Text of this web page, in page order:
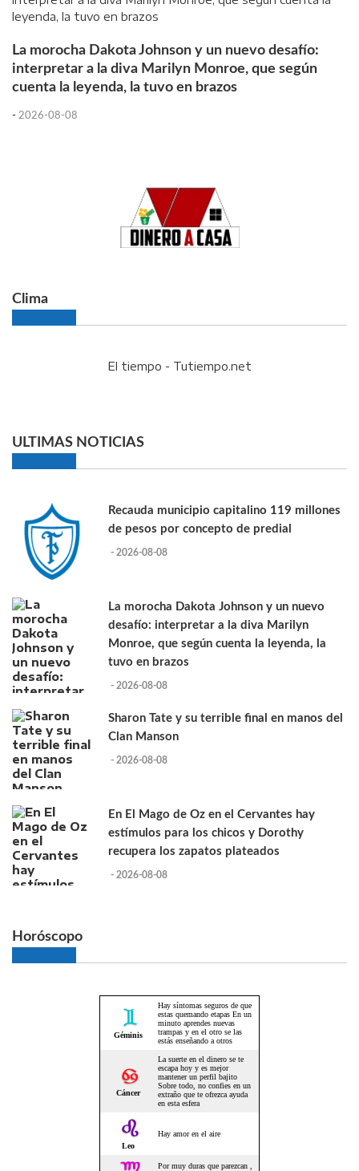
La morocha Dakota Johnson y un nuevo desafío:
interpretar a la diva Marilyn Monroe, que según
cuenta la leyenda, la tuvo en brazos
- 2026-08-08
Clima
El tiempo - Tutiempo.net
ULTIMAS NOTICIAS
Recauda municipio capitalino 119 millones
de pesos por concepto de predial
- 2026-08-08
La morocha Dakota Johnson y un nuevo
desafío: interpretar a la diva Marilyn
Monroe, que según cuenta la leyenda, la
tuvo en brazos
- 2026-08-08
Sharon Tate y su terrible final en manos del
Clan Manson
- 2026-08-08
En El Mago de Oz en el Cervantes hay
estímulos para los chicos y Dorothy
recupera los zapatos plateados
- 2026-08-08
Horóscopo